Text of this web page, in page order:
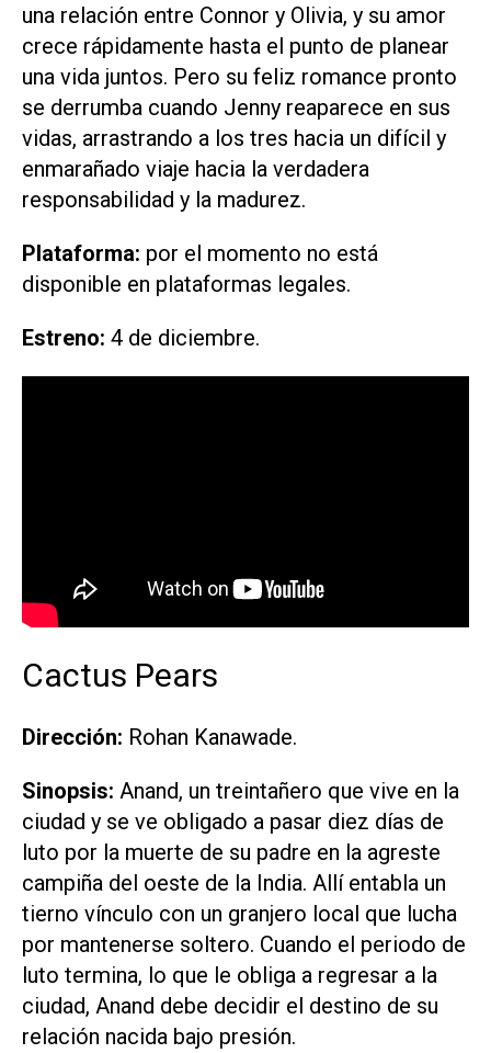
una relación entre Connor y Olivia, y su amor
crece rápidamente hasta el punto de planear
una vida juntos. Pero su feliz romance pronto
se derrumba cuando Jenny reaparece en sus
vidas, arrastrando a los tres hacia un difícil y
enmarañado viaje hacia la verdadera
responsabilidad y la madurez.
Plataforma: por el momento no está
disponible en plataformas legales.
Estreno: 4 de diciembre.
Cactus Pears
Dirección: Rohan Kanawade.
Sinopsis: Anand, un treintañero que vive en la
ciudad y se ve obligado a pasar diez días de
luto por la muerte de su padre en la agreste
campiña del oeste de la India. Allí entabla un
tierno vínculo con un granjero local que lucha
por mantenerse soltero. Cuando el periodo de
luto termina, lo que le obliga a regresar a la
ciudad, Anand debe decidir el destino de su
relación nacida bajo presión.